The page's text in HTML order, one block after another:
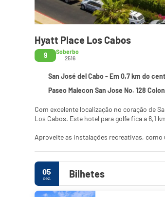
Hyatt Place Los Cabos
9
Soberbo
2516
San José del Cabo - Em 0,7 km do
Paseo Malecon San Jose No. 128 Colonia Zona Hotelera, San José del
Com excelente localização no coração de San José del Cabo, Hyatt Place Los
Los Cabos. Este hotel para golfe
Aproveite as instalações recreativas,
Sinta-se em casa em um de nossos 157
pluma. A propriedade oferece Wi-Fi de
combinados apresenta produtos de toalete
05
dez. Bilhetes